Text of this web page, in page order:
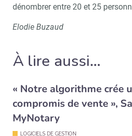
dénombrer entre 20 et 25
Elodie Buzaud
À lire aussi…
« Notre algorithme crée
compromis de vente »,
MyNotary
LOGICIELS DE GESTION
Recevoir